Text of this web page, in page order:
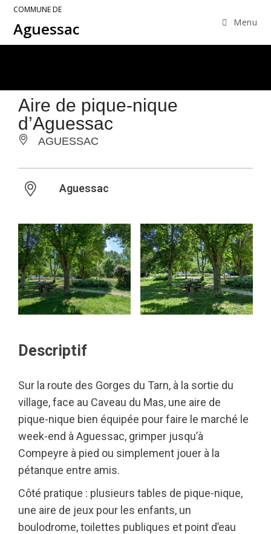
COMMUNE DE
Aguessac Menu
Aire de pique-nique
d’Aguessac
AGUESSAC
Aguessac
Descriptif
Sur la route des Gorges du Tarn, à la sortie du
village, face au Caveau du Mas, une aire de
pique-nique bien équipée pour faire le marché le
week-end à Aguessac, grimper jusqu’à
Compeyre à pied ou simplement jouer à la
pétanque entre amis.
Côté pratique : plusieurs tables de pique-nique,
une aire de jeux pour les enfants, un
boulodrome, toilettes publiques et point d’eau